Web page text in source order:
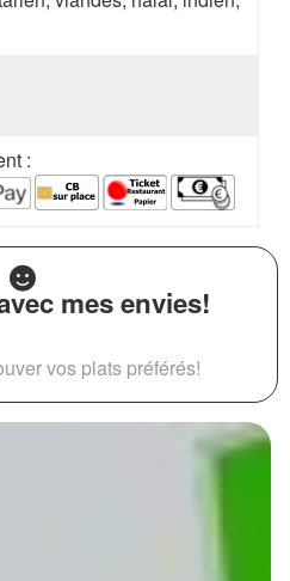
:
mes envies!
vos plats préférés!